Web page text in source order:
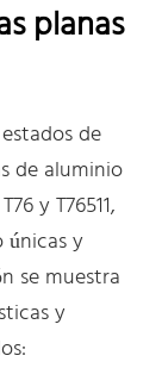
planas
de
de aluminio
y T76511,
y
se muestra
y